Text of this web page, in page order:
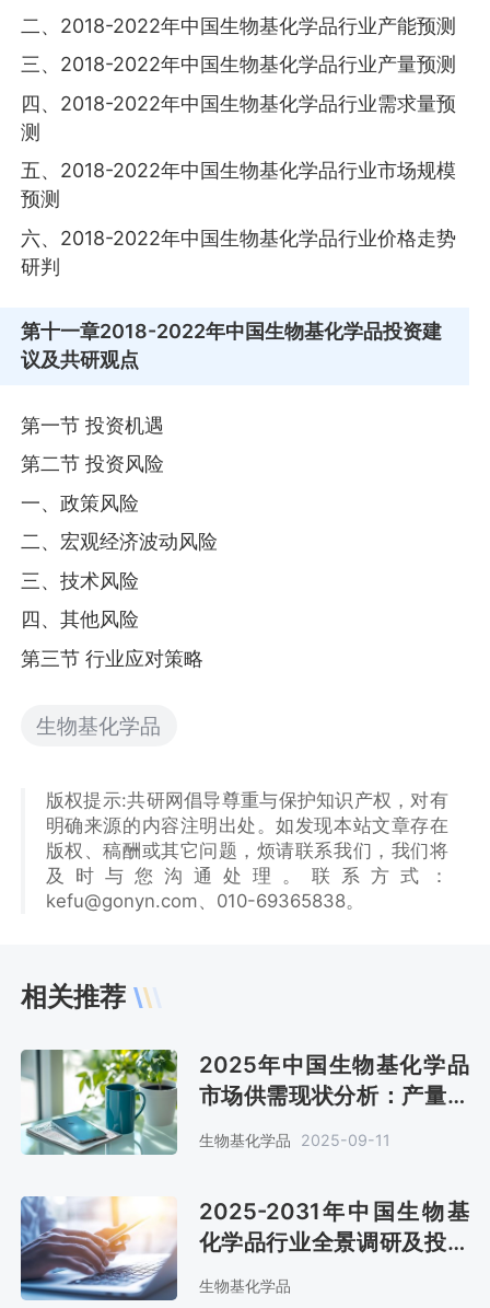
二、2018-2022年中国生物基化学品行业产能预测
三、2018-2022年中国生物基化学品行业产量预测
四、2018-2022年中国生物基化学品行业需求量预
测
五、2018-2022年中国生物基化学品行业市场规模
预测
六、2018-2022年中国生物基化学品行业价格走势
研判
第十一章2018-2022年中国生物基化学品投资建
议及共研观点
第一节 投资机遇
第二节 投资风险
一、政策风险
二、宏观经济波动风险
三、技术风险
四、其他风险
第三节 行业应对策略
生物基化学品
版权提示:共研网倡导尊重与保护知识产权，对有
明确来源的内容注明出处。如发现本站文章存在
版权、稿酬或其它问题，烦请联系我们，我们将
及时与您沟通处理。联系方式：
kefu@gonyn.com、010-69365838。
相关推荐
2025年中国生物基化学品
市场供需现状分析：产量、
需求量约80.3万吨、69.7
万吨[图]
生物基化学品 2025-09-11
2025-2031年中国生物基
化学品行业全景调研及投资
前景评估报告
生物基化学品